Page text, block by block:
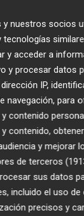
han
Se
años, y 11
precisado
decesos
a
en la de
y nuestros socios
tecnologías
y acceder a
y procesar datos
IP,
navegación, para
contenido
contenido,
y mejorar
de terceros
sus datos
incluido el uso de
precisos y